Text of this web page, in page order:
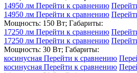
14950 лм Перейти к сравнению
14950 лм Перейти к сравнению
Мощность: 150 Вт; Габариты:
17250 лм Перейти к сравнению
17250 лм Перейти к сравнению
Мощность: 30 Вт; Габариты:
косинусная Перейти к сравнению
косинусная Перейти к сравнению